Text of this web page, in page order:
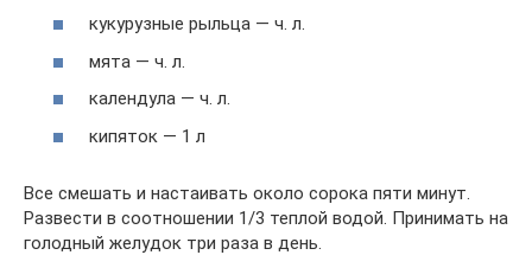
кукурузные рыльца — ч. л.
мята — ч. л.
календула — ч. л.
кипяток — 1 л
Все смешать и настаивать около сорока пяти минут.
Развести в соотношении 1/3 теплой водой. Принимать на
голодный желудок три раза в день.